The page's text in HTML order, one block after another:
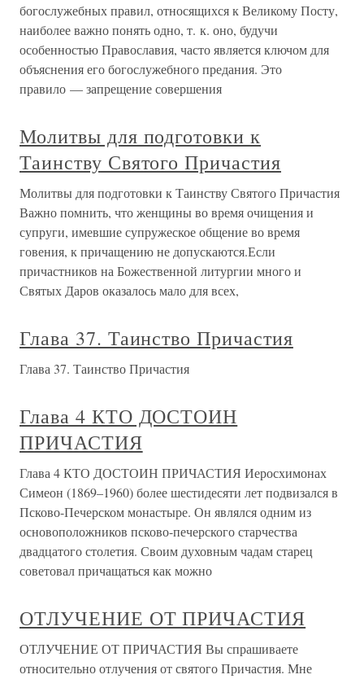
богослужебных правил, относящихся к Великому Посту,
наиболее важно понять одно, т. к. оно, будучи
особенностью Православия, часто является ключом для
объяснения его богослужебного предания. Это
правило — запрещение совершения
Молитвы для подготовки к
Таинству Святого Причастия
Молитвы для подготовки к Таинству Святого Причастия
Важно помнить, что женщины во время очищения и
супруги, имевшие супружеское общение во время
говения, к причащению не допускаются.Если
причастников на Божественной литургии много и
Святых Даров оказалось мало для всех,
Глава 37. Таинство Причастия
Глава 37. Таинство Причастия
Глава 4 КТО ДОСТОИН
ПРИЧАСТИЯ
Глава 4 КТО ДОСТОИН ПРИЧАСТИЯ Иеросхимонах
Симеон (1869–1960) более шестидесяти лет подвизался в
Псково-Печерском монастыре. Он являлся одним из
основоположников псково-печерского старчества
двадцатого столетия. Своим духовным чадам старец
советовал причащаться как можно
ОТЛУЧЕНИЕ ОТ ПРИЧАСТИЯ
ОТЛУЧЕНИЕ ОТ ПРИЧАСТИЯ Вы спрашиваете
относительно отлучения от святого Причастия. Мне